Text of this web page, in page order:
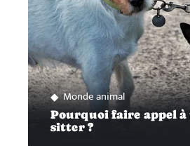
Monde animal
Pourquoi faire appel à
sitter ?